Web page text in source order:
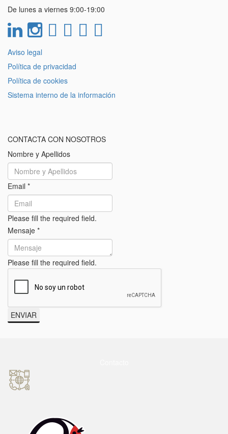
De lunes a viernes 9:00-19:00
Aviso legal
Política de privacidad
Política de cookies
Sistema interno de la información
CONTACTA CON NOSOTROS
Nombre y Apellidos
Email *
Please fill the required field.
Mensaje *
Please fill the required field.
ENVIAR